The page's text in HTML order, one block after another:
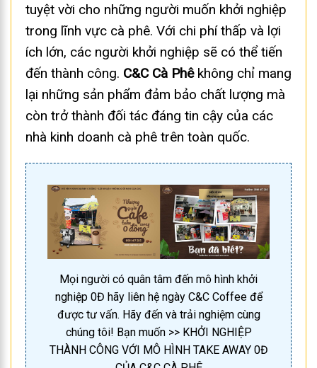
tuyệt vời cho những người muốn khởi nghiệp
trong lĩnh vực cà phê. Với chi phí thấp và lợi
ích lớn, các người khởi nghiệp sẽ có thể tiến
đến thành công. C&C Cà Phêkhông chỉ mang
lại những sản phẩm đảm bảo chất lượng mà
còn trở thành đối tác đáng tin cậy của các
nhà kinh doanh cà phê trên toàn quốc.
Mọi người có quân tâm đến mô hình khởi
nghiệp 0Đ hãy liên hệ ngày C&C Coffee để
được tư vấn. Hãy đến và trải nghiệm cùng
chúng tôi! Bạn muốn >> KHỞI NGHIỆP
THÀNH CÔNG VỚI MÔ HÌNH TAKE AWAY 0Đ